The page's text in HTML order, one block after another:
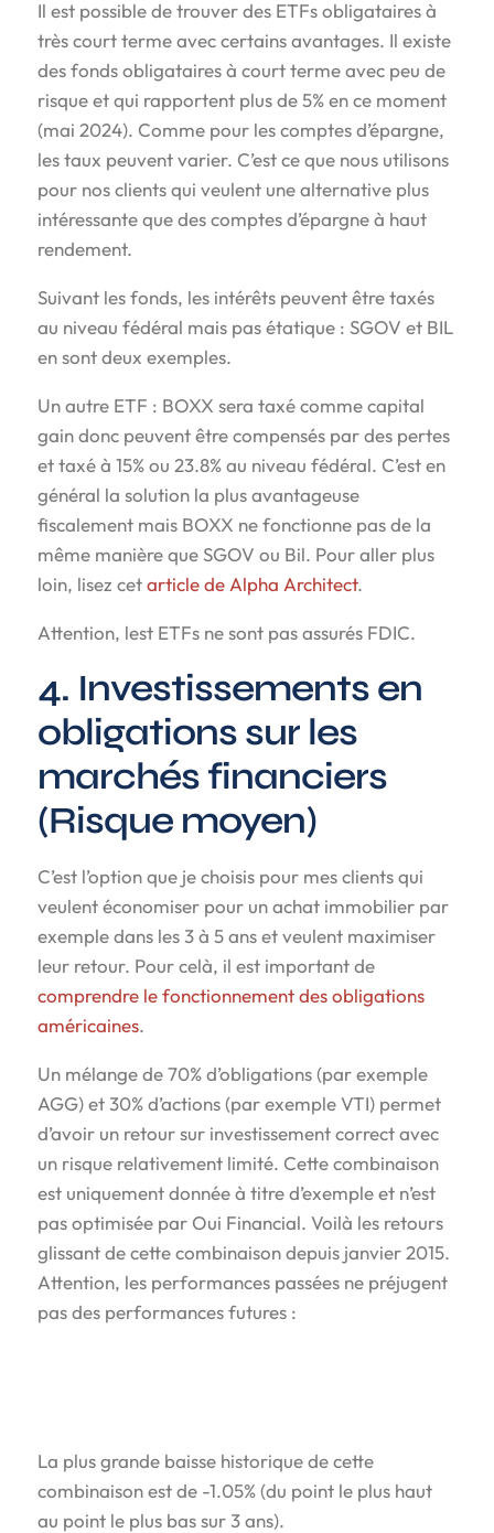
Il est possible de trouver des ETFs obligataires à
très court terme avec certains avantages. Il existe
des fonds obligataires à court terme avec peu de
risque et qui rapportent plus de 5% en ce moment
(mai 2024). Comme pour les comptes d’épargne,
les taux peuvent varier. C’est ce que nous utilisons
pour nos clients qui veulent une alternative plus
intéressante que des comptes d’épargne à haut
rendement.
Suivant les fonds, les intérêts peuvent être taxés
au niveau fédéral mais pas étatique : SGOV et BIL
en sont deux exemples.
Un autre ETF : BOXX sera taxé comme capital
gain donc peuvent être compensés par des pertes
et taxé à 15% ou 23.8% au niveau fédéral. C’est en
général la solution la plus avantageuse
fiscalement mais BOXX ne fonctionne pas de la
même manière que SGOV ou Bil. Pour aller plus
loin, lisez cetarticle de Alpha Architect.
Attention, lest ETFs ne sont pas assurés FDIC.
4. Investissements en
obligations sur les
marchés financiers
(Risque moyen)
C’est l’option que je choisis pour mes clients qui
veulent économiser pour un achat immobilier par
exemple dans les 3 à 5 ans et veulent maximiser
leur retour. Pour celà, il est important de
comprendre le fonctionnement des obligations
américaines.
Un mélange de 70% d’obligations (par exemple
AGG) et 30% d’actions (par exemple VTI) permet
d’avoir un retour sur investissement correct avec
un risque relativement limité. Cette combinaison
est uniquement donnée à titre d’exemple et n’est
pas optimisée par Oui Financial. Voilà les retours
glissant de cette combinaison depuis janvier 2015.
Attention, les performances passées ne préjugent
pas des performances futures :
La plus grande baisse historique de cette
combinaison est de -1.05% (du point le plus haut
au point le plus bas sur 3 ans).